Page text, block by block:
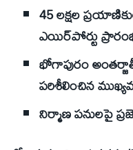
45 లక్షల
ఎయిర్‌పోర్టు
భోగాపురం
పరిశీలించిన
నిర్మాణ పనులపై